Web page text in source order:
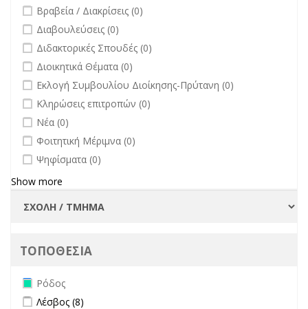
undefined
Βραβεία / Διακρίσεις (0)
undefined
Διαβουλεύσεις (0)
undefined
Διδακτορικές Σπουδές (0)
undefined
Διοικητικά Θέματα (0)
undefined
Εκλογή Συμβουλίου Διοίκησης-Πρύτανη (0)
undefined
Κληρώσεις επιτροπών (0)
undefined
Νέα (0)
undefined
Φοιτητική Μέριμνα (0)
undefined
Ψηφίσματα (0)
Show more
ΤΟΠΟΘΕΣΙΑ
Remove Ρόδος filter
Ρόδος
Apply Λέσβος filter
Λέσβος (8)